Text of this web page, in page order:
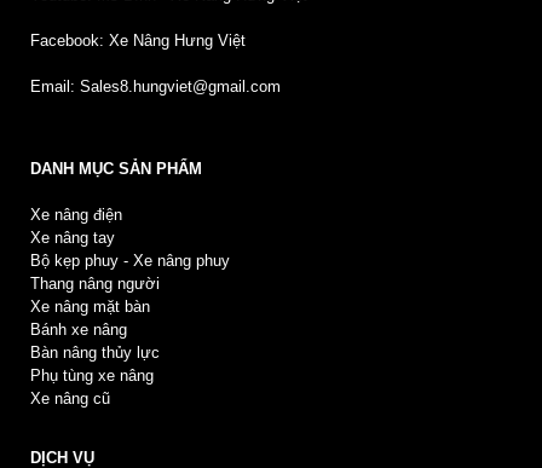
Facebook: Xe Nâng Hưng Việt
Email: Sales8.hungviet@gmail.com
DANH MỤC SẢN PHẨM
Xe nâng điện
Xe nâng tay
Bộ kẹp phuy - Xe nâng phuy
Thang nâng người
Xe nâng mặt bàn
Bánh xe nâng
Bàn nâng thủy lực
Phụ tùng xe nâng
Xe nâng cũ
DỊCH VỤ